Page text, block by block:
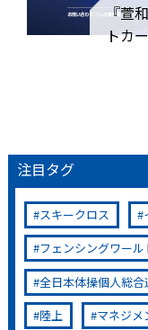
『萱
トカ
注目タグ
スキークロス
フェンシングワー
全日本体操個人総合
陸上
マネジメ